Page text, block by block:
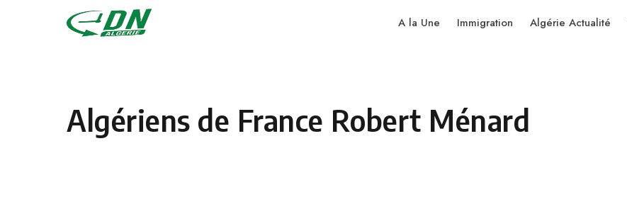
Skip to content
A la Une Immigration Algérie Actualité
Algériens de France Robert Ménard